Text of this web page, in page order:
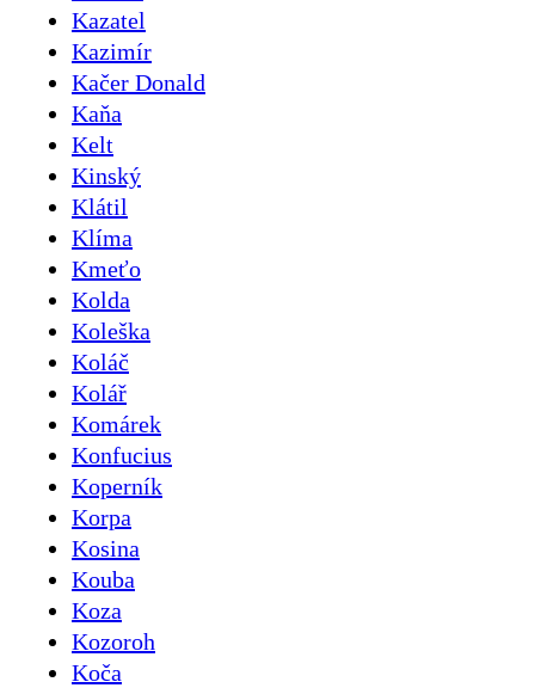
Kazatel
Kazimír
Kačer Donald
Kaňa
Kelt
Kinský
Klátil
Klíma
Kmeťo
Kolda
Koleška
Koláč
Kolář
Komárek
Konfucius
Koperník
Korpa
Kosina
Kouba
Koza
Kozoroh
Koča